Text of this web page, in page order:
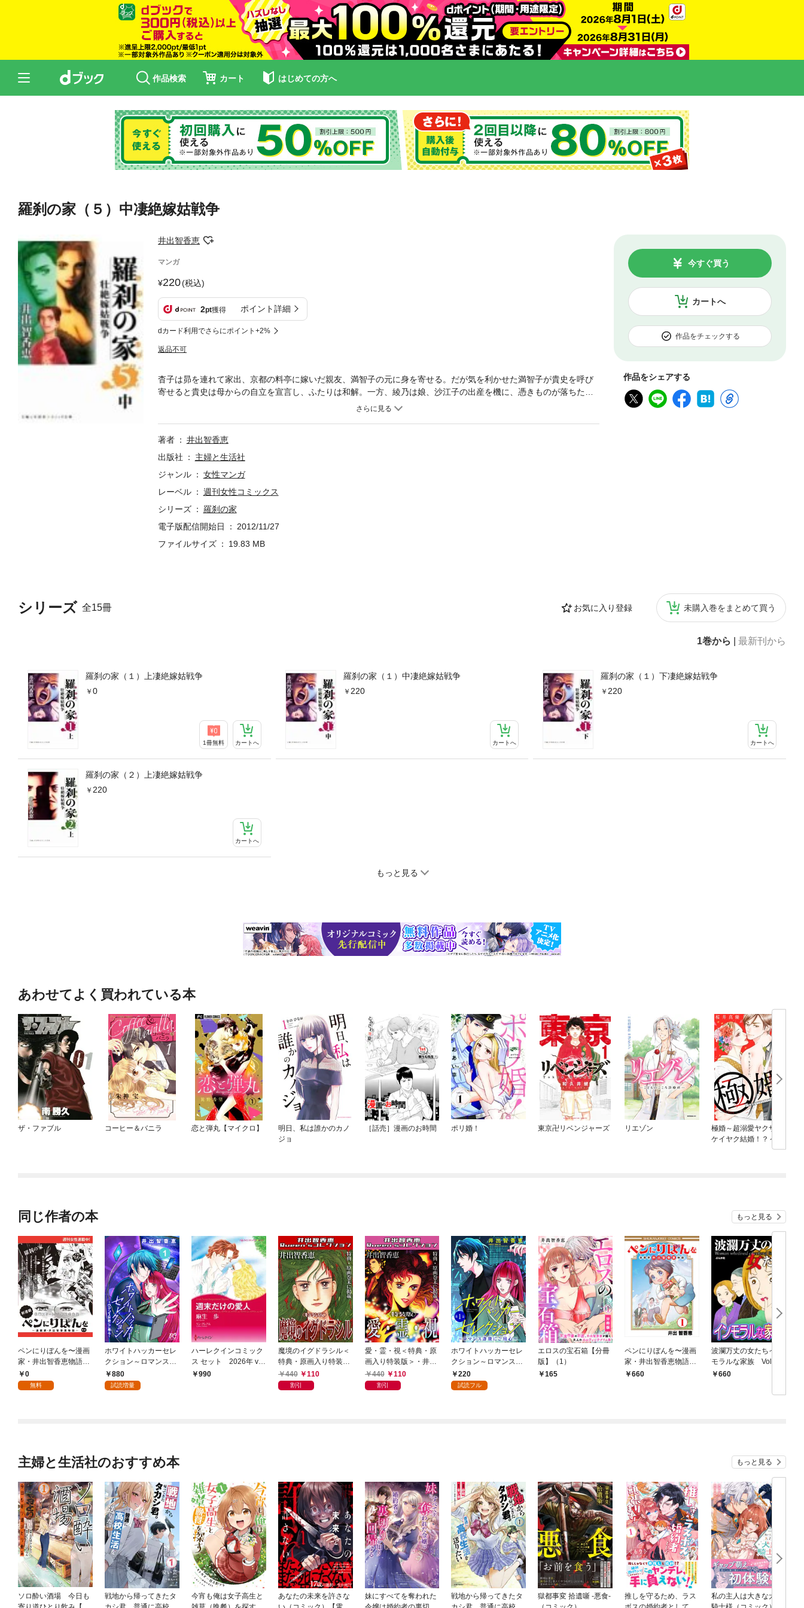
作品検索 カート はじめての方へ
羅刹の家（５）中凄絶嫁姑戦争
井出智香恵
マンガ
220(税込)
2pt獲得 ポイント詳細
dカード利用でさらにポイント+2%
返品不可
カートへ
今すぐ買う
作品をチェックする
作品をシェアする
シリーズ 全15冊 お気に入り登録 未購入巻をまとめて買う
1巻から 最新刊から
羅刹の家（１）上凄絶嫁姑戦争
0
1冊無料 カートへ
羅刹の家（１）中凄絶嫁姑戦争
220
カートへ
羅刹の家（１）下凄絶嫁姑戦争
220
カートへ
羅刹の家（２）上凄絶嫁姑戦争
220
カートへ
もっと見る
杳子は昴を連れて家出、京都の料亭に嫁いだ親友、満智子の元に身を寄せる。だが気を利かせた満智子が貴史を呼び
寄せると貴史は母からの自立を宣言し、ふたりは和解。一方、綾乃は娘、沙江子の出産を機に、憑きものが落ちたか
のように冷静になり、田園調布の土地に新たに離れを建てて住むという。しかしその家に沙江子も住み始め……。
著者
井出智香恵
出版社
主婦と生活社
ジャンル
女性マンガ
レーベル
週刊女性コミックス
シリーズ
羅刹の家
電子版配信開始日
2012/11/27
ファイルサイズ
19.83 MB
あわせてよく買われている本
ザ・ファブル コーヒー＆バニラ 恋と弾丸【マイクロ】
明日、私は誰かのカノ
ジョ
［話売］漫画のお時間 ポリ婚！ 東京卍リベンジャーズ リエゾン
極婚～超溺愛ヤクザと
ケイヤク結婚！？～
同じ作者の本 もっと見る
ペンにりぼんを〜漫画
家・井出智香恵物語〜
【単話版】１
0
無料
ホワイトハッカーセレ
クション～ロマンス詐
欺にご用心～ 1
880
試読増量
ハーレクインコミック
ス セット 2026年 vo
l.780
990
魔境のイグドラシル＜
特典・原画入り特装版
＞・井出智香恵Queen′
sコレクション
440 110
割引
愛・霊・視＜特典・原
画入り特装版＞・井出
智香恵Queen′sコレク
ション
440 110
割引
ホワイトハッカーセレ
クション～ロマンス詐
欺にご用心～(話売り)
#1
220
試読フル
エロスの宝石箱【分冊
版】（1）
165
ペンにりぼんを〜漫画
家・井出智香恵物語〜
１660
波瀾万丈の女たちイン
モラルな家族 Vol.10
6 660
主婦と生活社のおすすめ本 もっと見る
ソロ酔い酒場 今日も
戦地から帰ってきたタ
今宵も俺は女子高生と
あなたの未来を許さな
妹にすべてを奪われた
戦地から帰ってきたタ
獄都事変 拾遺噺 -悪食-
推しを守るため、ラス
私の主人は大きな犬系